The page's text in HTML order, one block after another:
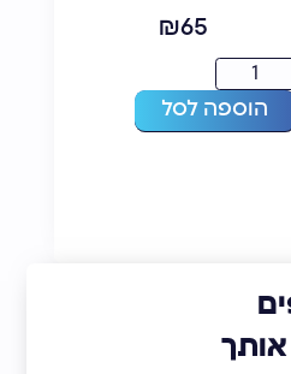
₪65
הוספה לסל
אותך